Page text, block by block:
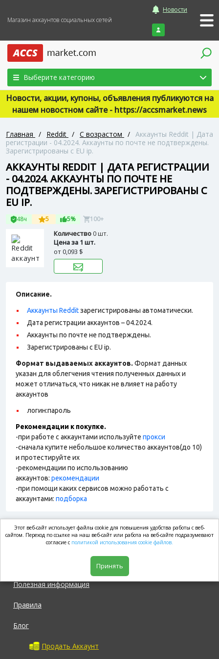
Магазин аккаунтов социальных сетей
Новости
Войти
Выберите категорию
Новости, акции, купоны, объявления публикуются на
нашем новостном сайте - https://accsmarket.news
Главная / Reddit / С возрастом / Аккаунты Reddit | Дата
регистрации - 04.2024. Аккаунты по почте не подтверждены.
Зарегистрированы с EU ip.
АККАУНТЫ REDDIT | ДАТА РЕГИСТРАЦИИ
- 04.2024. АККАУНТЫ ПО ПОЧТЕ НЕ
ПОДТВЕРЖДЕНЫ. ЗАРЕГИСТРИРОВАНЫ С
EU IP.
48ч 5 5% 100+
Количество0 шт.
Цена за 1 шт.
от0,093 $
Описание.
Аккаунты Redditзарегистрированы автоматически.
Дата регистрации аккаунтов – 04.2024.
Аккаунты по почте не подтверждены.
Зарегистрированы с EU ip.
Формат выдаваемых аккаунтов. Формат данных
указан для облегчения чтения полученных данных и
может отличаться, что никак не влияет на работу
аккаунтов
логин:пароль
Рекомендации к покупке.
-при работе с аккаунтами используйте прокси
-сначала купите небольшое количество аккаунтов(до 10)
и протестируйте их
-рекомендации по использованию
аккаунтов: рекомендации
-при помощи каких сервисов можно работать с
аккаунтами: подборка
market.com
Полезная информация
Правила
Блог
Продать Аккаунт
Этот веб-сайт использует файлы cookie для повышения удобства работы с веб-
сайтом. Переход по ссылке на наш веб-сайт или работа на веб-сайте подразумевают
согласие с политикой использования cookie файлов.
Принять